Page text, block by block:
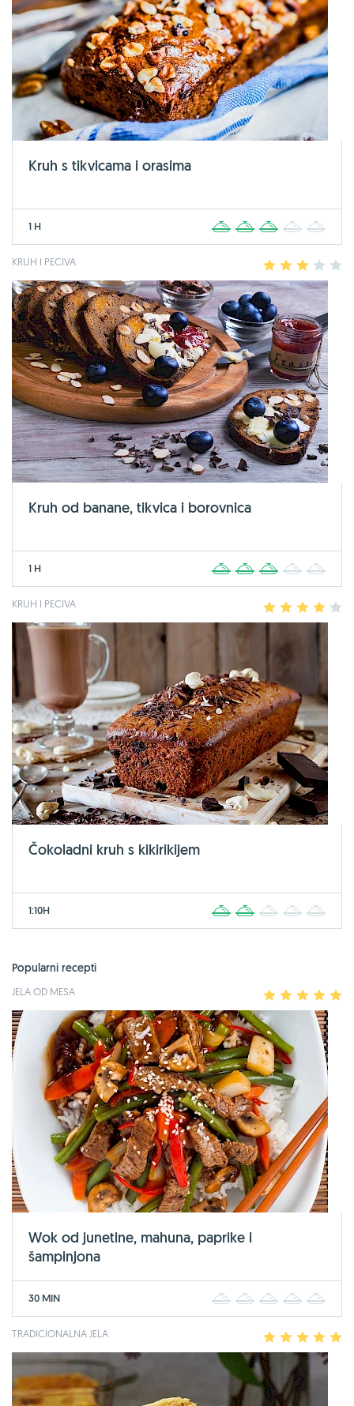
Kruh s tikvicama i orasima
1 H 2 3 4
KRUH I PECIVA 2 3 4
Kruh od banane, tikvica i borovnica
1 H 2 3 4
KRUH I PECIVA 2 3 4
Čokoladni kruh s kikirikijem
1:10H 2 3 4
Popularni recepti
JELA OD MESA 2 3 4
Wok od junetine, mahuna, paprike i
šampinjona
30 MIN 2 3 4
TRADICIONALNA JELA 2 3 4